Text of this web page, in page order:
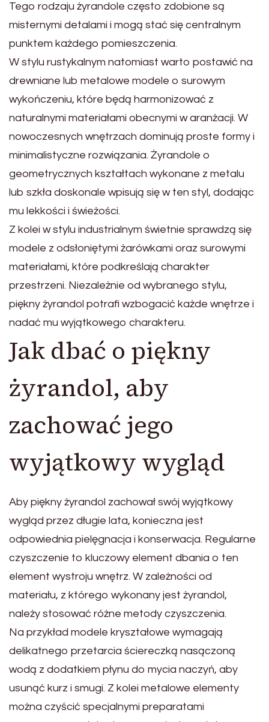
Tego rodzaju żyrandole często zdobione są
misternymi detalami i mogą stać się centralnym
punktem każdego pomieszczenia.
W stylu rustykalnym natomiast warto postawić na
drewniane lub metalowe modele o surowym
wykończeniu, które będą harmonizować z
naturalnymi materiałami obecnymi w aranżacji. W
nowoczesnych wnętrzach dominują proste formy i
minimalistyczne rozwiązania. Żyrandole o
geometrycznych kształtach wykonane z metalu
lub szkła doskonale wpisują się w ten styl, dodając
mu lekkości i świeżości.
Z kolei w stylu industrialnym świetnie sprawdzą się
modele z odsłoniętymi żarówkami oraz surowymi
materiałami, które podkreślają charakter
przestrzeni. Niezależnie od wybranego stylu,
piękny żyrandol potrafi wzbogacić każde wnętrze i
nadać mu wyjątkowego charakteru.
Jak dbać o piękny
żyrandol, aby
zachować jego
wyjątkowy wygląd
Aby piękny żyrandol zachował swój wyjątkowy
wygląd przez długie lata, konieczna jest
odpowiednia pielęgnacja i konserwacja. Regularne
czyszczenie to kluczowy element dbania o ten
element wystroju wnętrz. W zależności od
materiału, z którego wykonany jest żyrandol,
należy stosować różne metody czyszczenia.
Na przykład modele kryształowe wymagają
delikatnego przetarcia ściereczką nasączoną
wodą z dodatkiem płynu do mycia naczyń, aby
usunąć kurz i smugi. Z kolei metalowe elementy
można czyścić specjalnymi preparatami